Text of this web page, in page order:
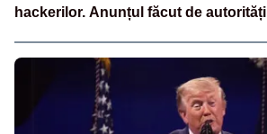
hackerilor. Anunțul făcut de autorități